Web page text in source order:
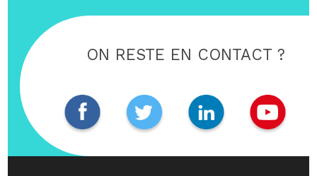
ON RESTE EN CONTACT ?